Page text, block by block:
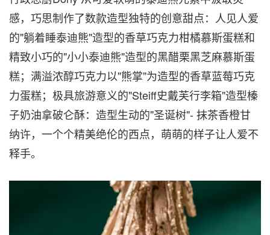
感，巧思制作了数款造型独特的创意甜点：人见人爱
的"躺着睡泰迪熊"造型的香草巧克力柑橘慕斯蛋糕和
精致小巧的"小小泰迪熊"造型的黑醋栗黑芝麻慕斯蛋
糕；满溢浓醇巧克力以"熊掌"为造型的香草蓝莓巧克
力蛋糕；极具旅游意义的"Steiff史戴芙行李箱"造型榛
子奶油拿破仑酥：造型生动的"圣诞树"- 抹茶香橙甘
纳许，一个个精美绝伦的西点，萌萌的样子让人爱不
释手。